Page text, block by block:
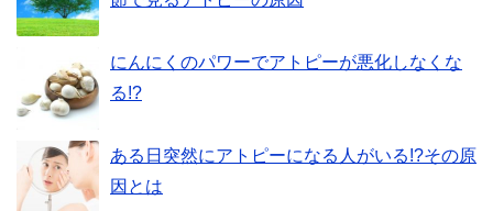
にんにくのパワーでアトピーが悪化しなくな
る!?
ある日突然にアトピーになる人がいる!?その原
因とは